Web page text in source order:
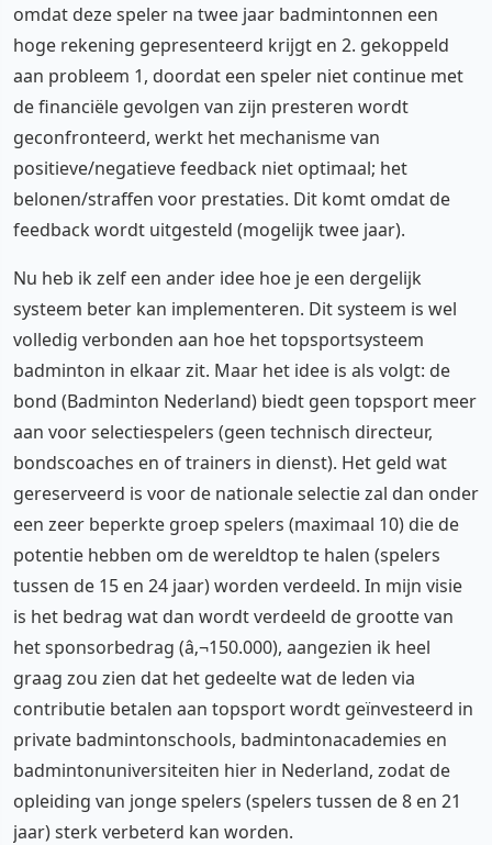
omdat deze speler na twee jaar badmintonnen een
hoge rekening gepresenteerd krijgt en 2. gekoppeld
aan probleem 1, doordat een speler niet continue met
de financiële gevolgen van zijn presteren wordt
geconfronteerd, werkt het mechanisme van
positieve/negatieve feedback niet optimaal; het
belonen/straffen voor prestaties. Dit komt omdat de
feedback wordt uitgesteld (mogelijk twee jaar).
Nu heb ik zelf een ander idee hoe je een dergelijk
systeem beter kan implementeren. Dit systeem is wel
volledig verbonden aan hoe het topsportsysteem
badminton in elkaar zit. Maar het idee is als volgt: de
bond (Badminton Nederland) biedt geen topsport meer
aan voor selectiespelers (geen technisch directeur,
bondscoaches en of trainers in dienst). Het geld wat
gereserveerd is voor de nationale selectie zal dan onder
een zeer beperkte groep spelers (maximaal 10) die de
potentie hebben om de wereldtop te halen (spelers
tussen de 15 en 24 jaar) worden verdeeld. In mijn visie
is het bedrag wat dan wordt verdeeld de grootte van
het sponsorbedrag (â‚¬150.000), aangezien ik heel
graag zou zien dat het gedeelte wat de leden via
contributie betalen aan topsport wordt geïnvesteerd in
private badmintonschools, badmintonacademies en
badmintonuniversiteiten hier in Nederland, zodat de
opleiding van jonge spelers (spelers tussen de 8 en 21
jaar) sterk verbeterd kan worden.